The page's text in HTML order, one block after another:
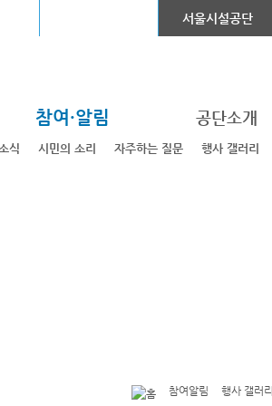
서울시설공단
참여·알림
식 시민의 소리 자주하는 질문 행사 갤러리
공단소개
참여알림 행사 갤러리